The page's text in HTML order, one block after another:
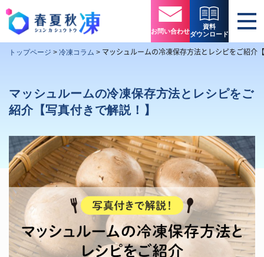
お問い合わせ
資料
ダウンロード
トップページ > 冷凍コラム > マッシュルームの冷凍保存方法とレシピをご紹介
マッシュルームの冷凍保存方法とレシピをご
紹介【写真付きで解説！】